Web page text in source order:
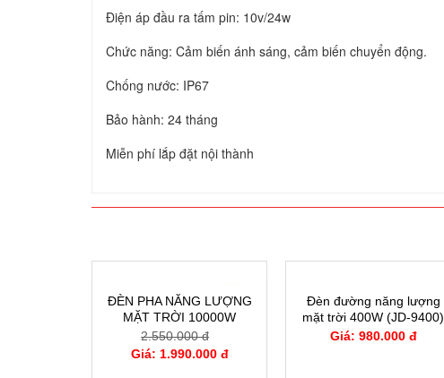
Điện áp đầu ra tấm pin: 10v/24w
Chức năng: Cảm biến ánh sáng, cảm biến chuyển động.
Chống nước: IP67
Bảo hành: 24 tháng
Miễn phí lắp đặt nội thành
ĐÈN PHA NĂNG LƯỢNG
MẶT TRỜI 10000W
2.550.000 đ
Giá: 1.990.000 đ
Đèn đường năng lượng
mặt trời 400W (JD-9400)
Giá: 980.000 đ